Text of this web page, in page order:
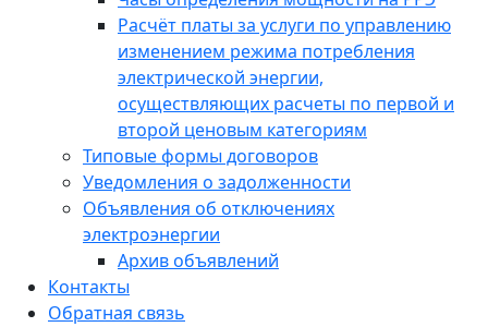
Расчёт платы за услуги по управлению
изменением режима потребления
электрической энергии,
осуществляющих расчеты по первой и
второй ценовым категориям
Типовые формы договоров
Уведомления о задолженности
Объявления об отключениях
электроэнергии
Архив объявлений
Контакты
Обратная связь